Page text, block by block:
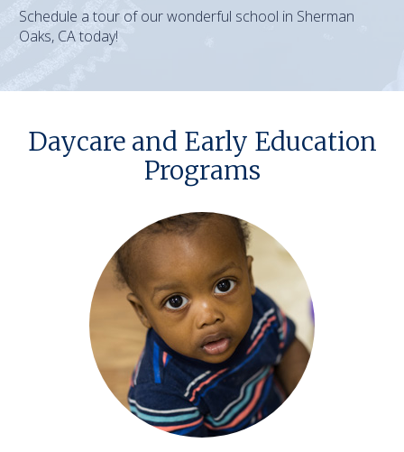
Schedule a tour of our wonderful school in Sherman
Oaks, CA today!
Daycare and Early Education
Programs